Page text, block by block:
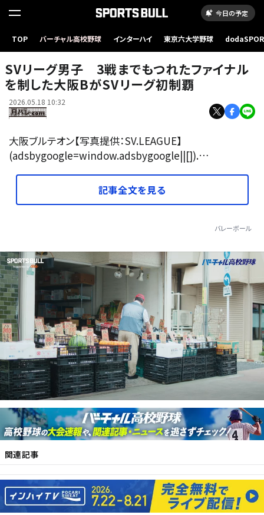
今日の予定
TOP バーチャル高校野球 インターハイ 東京六大学野球
SVリーグ男子 3戦までもつれたファイナル
を制した大阪BがSVリーグ初制覇
2026.05.18 10:32
大阪ブルテオン【写真提供：SV.LEAGUE】
(adsbygoogle=window.adsbygoogle||[]).…
記事全文を見る
バレーボール
関連記事